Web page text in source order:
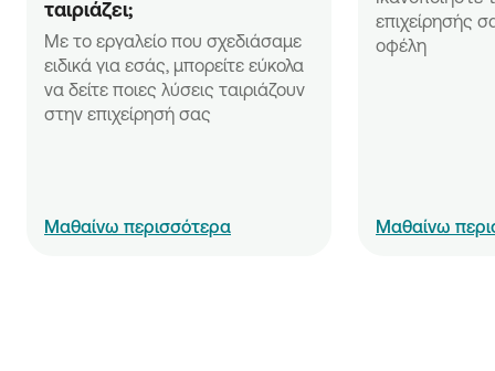
Απασχολούμενοι στη μουσική κάλυψη ιδιωτικών
εκδηλώσεων και συνεστιάσεων που δεν
απασχολούνται ως υπαλληλικό προσωπικό
εταιρείας ή ως μέλη εταιρείας.
μπορεί να ακυρωθεί μόνο την ημέρα της
εξαργύρωσης.
ταιριάζει;
Με το εργαλείο που σχεδιάσαμε
ειδικά για εσάς, μπορείτε εύκολα
να δείτε ποιες λύσεις ταιριάζουν
στην επιχείρησή σας
Μαθαίνω περισσότερα
επιχείρησής
οφέλη
Μαθαίνω